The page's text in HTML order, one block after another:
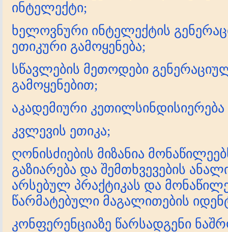
ინტელექტი;
ხელოვნური ინტელექტის
ეთიკური გამოყენება;
სწავლების მეთოდები
გამოყენებით;
აკადემიური
კვლევის ეთიკა;
ღონისძიების მიზანია
გაზიარება და შემთხვევების
არსებულ პრაქტიკას და
წარმატებული მაგალითების
კონფერენციაზე წარსადგენი